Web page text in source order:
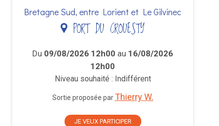
Bretagne Sud, entre Lorient et Le Gilvinec
PORT DU CROUESTY
Du 09/08/2026 12h00 au 16/08/2026
12h00
Niveau souhaité : Indifférent
Sortie proposée parThierry W.
JE VEUX PARTICIPER